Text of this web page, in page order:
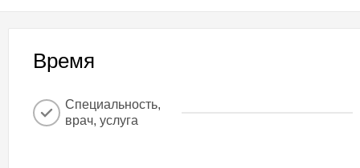
Время
Специальность,
врач, услуга